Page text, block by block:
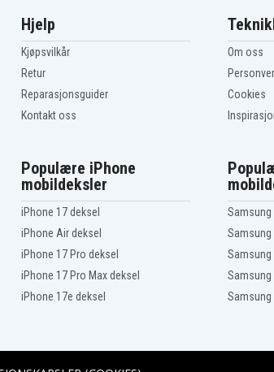
Hjelp
Kjøpsvilkår
Retur
Reparasjonsguider
Kontakt oss
Om oss
Cookies
Populære iPhone
mobildeksler
iPhone 17 deksel
iPhone Air deksel
iPhone 17 Pro deksel
iPhone 17 Pro Max deksel
iPhone 17e deksel
Samsung
Samsung
Samsung
Samsung
Samsung